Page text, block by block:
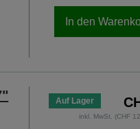
In den
Auf Lager
inkl. MwSt. (CHF